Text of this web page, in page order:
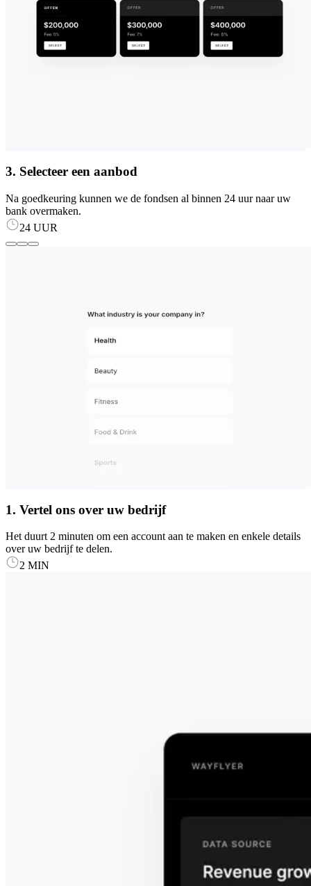
3. Selecteer een aanbod
Na goedkeuring kunnen we de fondsen al binnen 24 uur naar uw
bank overmaken.
24 UUR
1. Vertel ons over uw bedrijf
Het duurt 2 minuten om een account aan te maken en enkele details
over uw bedrijf te delen.
2 MIN